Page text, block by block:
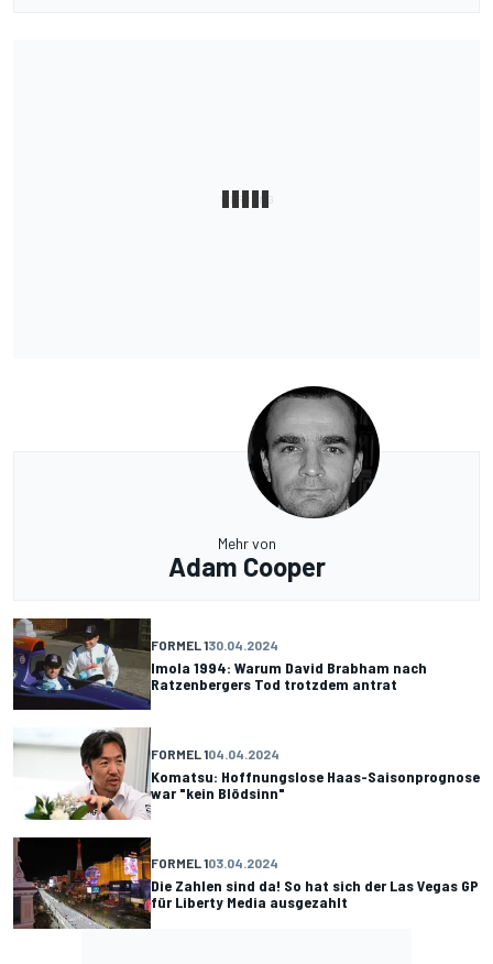
Mehr von
Adam Cooper
FORMEL 130.04.2024
Imola 1994: Warum David Brabham nach
Ratzenbergers Tod trotzdem antrat
FORMEL 104.04.2024
Komatsu: Hoffnungslose Haas-Saisonprognose
war "kein Blödsinn"
FORMEL 103.04.2024
Die Zahlen sind da! So hat sich der Las Vegas GP
für Liberty Media ausgezahlt